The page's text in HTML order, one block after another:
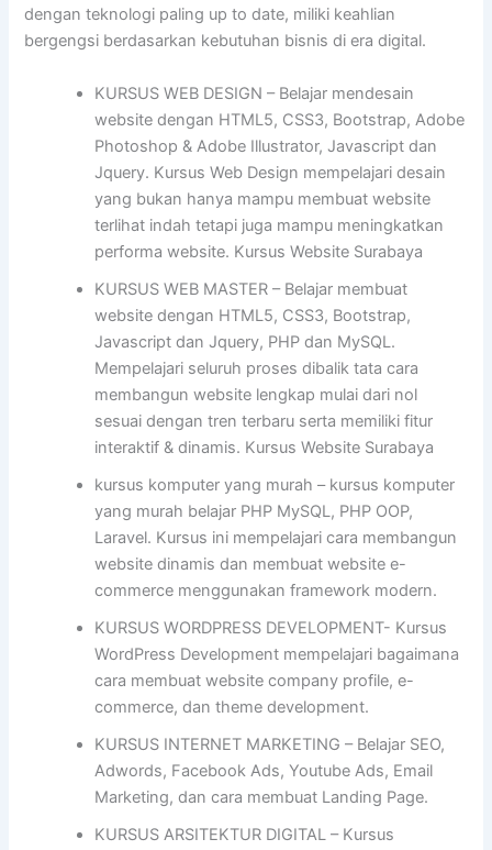
dengan teknologi paling up to date, miliki keahlian
bergengsi berdasarkan kebutuhan bisnis di era digital.
KURSUS WEB DESIGN – Belajar mendesain
website dengan HTML5, CSS3, Bootstrap, Adobe
Photoshop & Adobe Illustrator, Javascript dan
Jquery. Kursus Web Design mempelajari desain
yang bukan hanya mampu membuat website
terlihat indah tetapi juga mampu meningkatkan
performa website. Kursus Website Surabaya
KURSUS WEB MASTER – Belajar membuat
website dengan HTML5, CSS3, Bootstrap,
Javascript dan Jquery, PHP dan MySQL.
Mempelajari seluruh proses dibalik tata cara
membangun website lengkap mulai dari nol
sesuai dengan tren terbaru serta memiliki fitur
interaktif & dinamis. Kursus Website Surabaya
kursus komputer yang murah – kursus komputer
yang murah belajar PHP MySQL, PHP OOP,
Laravel. Kursus ini mempelajari cara membangun
website dinamis dan membuat website e-
commerce menggunakan framework modern.
KURSUS WORDPRESS DEVELOPMENT- Kursus
WordPress Development mempelajari bagaimana
cara membuat website company profile, e-
commerce, dan theme development.
KURSUS INTERNET MARKETING – Belajar SEO,
Adwords, Facebook Ads, Youtube Ads, Email
Marketing, dan cara membuat Landing Page.
KURSUS ARSITEKTUR DIGITAL – Kursus